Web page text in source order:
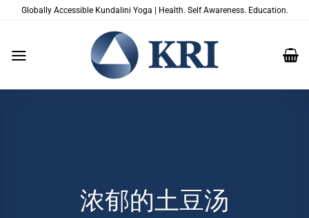
Globally Accessible Kundalini Yoga | Health. Self Awareness. Education.
浓郁的土豆汤